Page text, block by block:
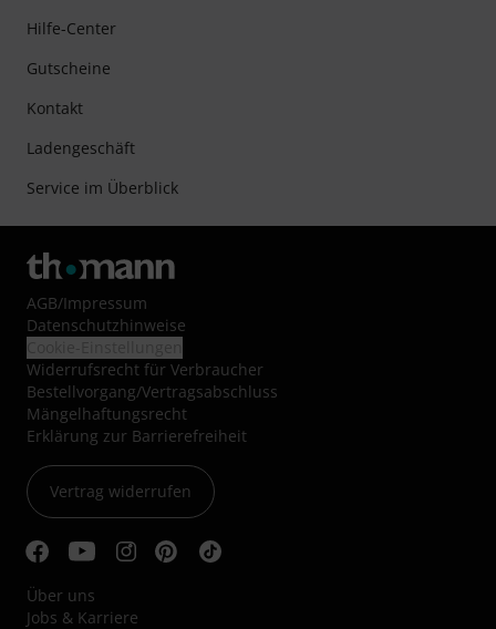
Hilfe-Center
Gutscheine
Kontakt
Ladengeschäft
Service im Überblick
AGB/Impressum
Datenschutzhinweise
Widerrufsrecht für Verbraucher
Bestellvorgang/Vertragsabschluss
Mängelhaftungsrecht
Erklärung zur Barrierefreiheit
Vertrag widerrufen
Über uns
Jobs & Karriere